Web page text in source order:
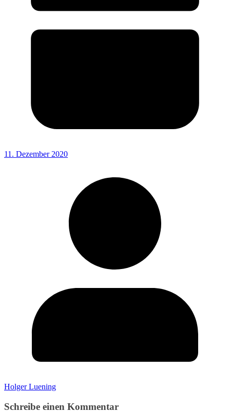
11. Dezember 2020
Holger Luening
Schreibe einen Kommentar